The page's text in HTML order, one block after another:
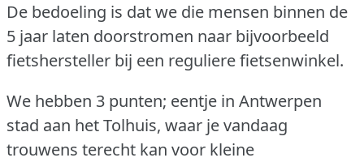
De bedoeling is dat we die mensen binnen de
5 jaar laten doorstromen naar bijvoorbeeld
fietshersteller bij een reguliere fietsenwinkel.
We hebben 3 punten; eentje in Antwerpen
stad aan het Tolhuis, waar je vandaag
trouwens terecht kan voor kleine